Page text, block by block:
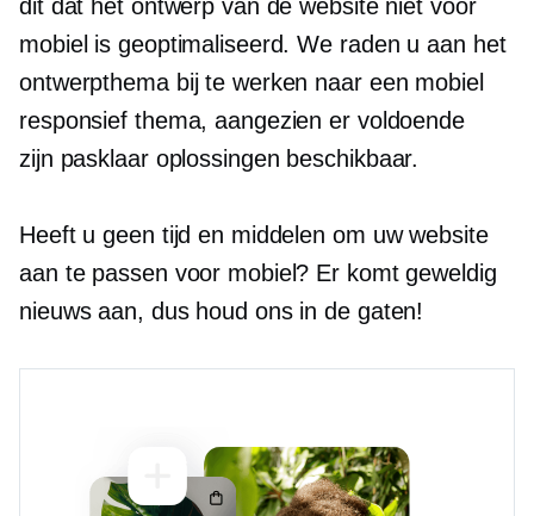
dit dat het ontwerp van de website niet voor
mobiel is geoptimaliseerd. We raden u aan het
ontwerpthema bij te werken naar een mobiel
responsief thema, aangezien er voldoende
zijn pasklaaroplossingen beschikbaar.
Heeft u geen tijd en middelen om uw website
aan te passen voor mobiel? Er komt geweldig
nieuws aan, dus houd ons in de gaten!